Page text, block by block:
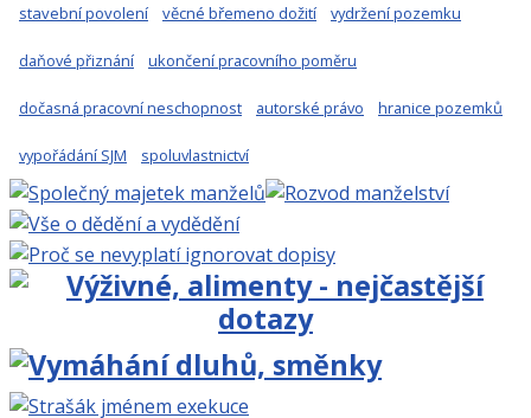
stavební povolení věcné břemeno dožití vydržení pozemku
daňové přiznání ukončení pracovního poměru
dočasná pracovní neschopnost autorské právo hranice pozemků
vypořádání SJM spoluvlastnictví